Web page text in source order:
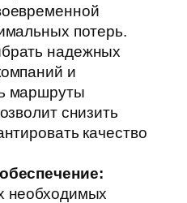
потерь.
надежных
и
маршруты
снизить
качество
необходимых